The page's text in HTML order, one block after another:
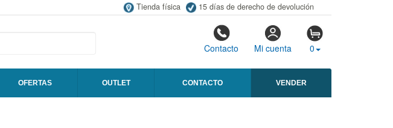
Tienda física 15 días de derecho de devolución
Contacto Mi cuenta 0
OFERTAS OUTLET CONTACTO VENDER